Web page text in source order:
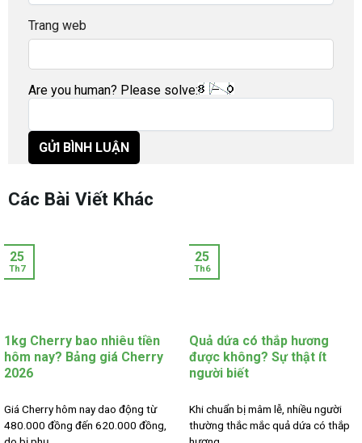
Trang web
Are you human? Please solve:
Các Bài Viết Khác
1kg Cherry bao nhiêu tiền
hôm nay? Bảng giá Cherry
2026
Giá Cherry hôm nay dao động từ
480.000 đồng đến 620.000 đồng,
25
Th7
Quả dứa có thắp hương
được không? Sự thật ít
người biết
Khi chuẩn bị mâm lễ, nhiều người
thường thắc mắc quả dứa có thắp
25
Th6